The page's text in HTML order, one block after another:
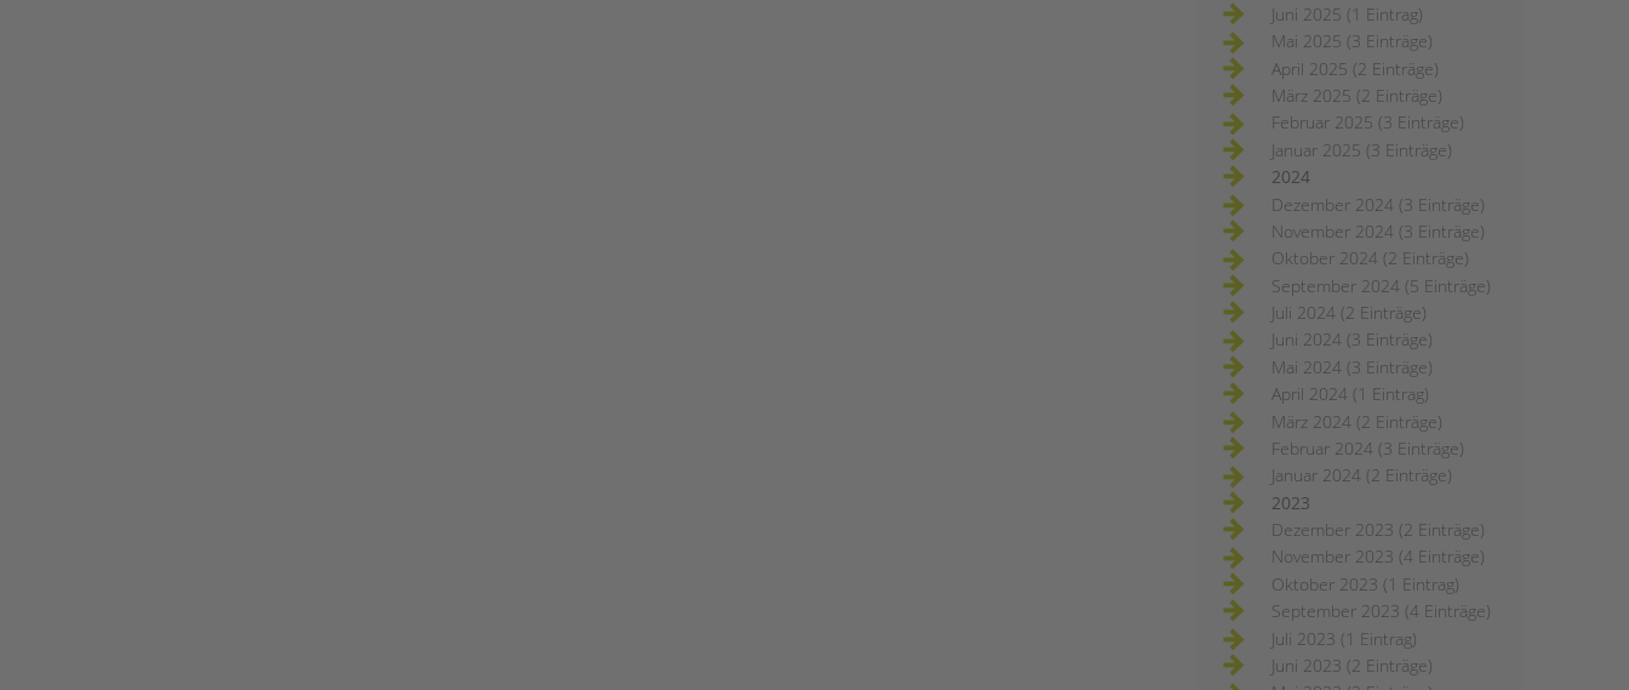
Juni 2025 (1 Eintrag)
Mai 2025 (3 Einträge)
April 2025 (2 Einträge)
März 2025 (2 Einträge)
Februar 2025 (3 Einträge)
Januar 2025 (3 Einträge)
2024
Dezember 2024 (3 Einträge)
November 2024 (3 Einträge)
Oktober 2024 (2 Einträge)
September 2024 (5 Einträge)
Juli 2024 (2 Einträge)
Juni 2024 (3 Einträge)
Mai 2024 (3 Einträge)
April 2024 (1 Eintrag)
März 2024 (2 Einträge)
Februar 2024 (3 Einträge)
Januar 2024 (2 Einträge)
2023
Dezember 2023 (2 Einträge)
November 2023 (4 Einträge)
Oktober 2023 (1 Eintrag)
September 2023 (4 Einträge)
Juli 2023 (1 Eintrag)
Juni 2023 (2 Einträge)